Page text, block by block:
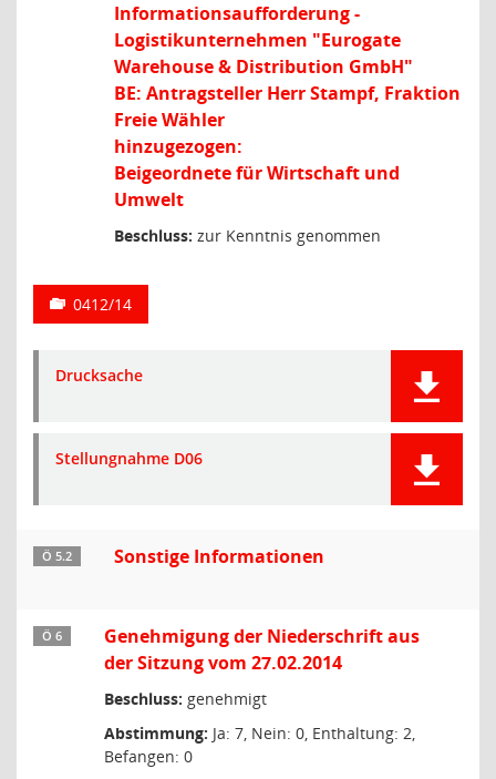
Informationsaufforderung -
Logistikunternehmen "Eurogate
Warehouse & Distribution GmbH"
BE: Antragsteller Herr Stampf, Fraktion
Freie Wähler
hinzugezogen:
Beigeordnete für Wirtschaft und
Umwelt
Beschluss: zur Kenntnis genommen
0412/14
Drucksache
Stellungnahme D06
Ö 5.2 Sonstige Informationen
Ö 6
Genehmigung der Niederschrift aus
der Sitzung vom 27.02.2014
Beschluss: genehmigt
Abstimmung: Ja: 7, Nein: 0, Enthaltung: 2,
Befangen: 0